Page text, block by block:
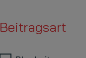
Beitragsart